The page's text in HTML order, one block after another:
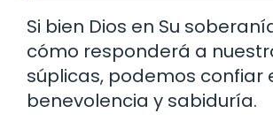
Si bien Dios en Su
cómo responderá a
súplicas, podemos confiar
benevolencia y sabiduría.